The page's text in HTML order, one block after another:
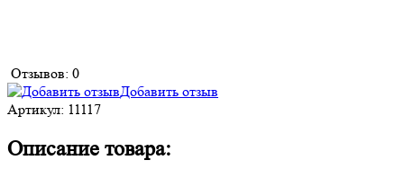
Отзывов: 0
Добавить отзыв
Артикул: 11117
Описание товара: